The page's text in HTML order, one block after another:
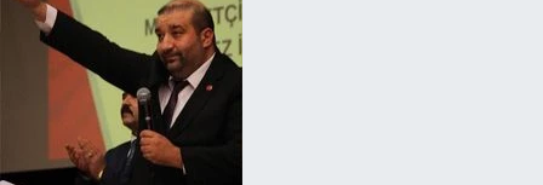
Süper Lig Puan Durumu ve Fikstür
Tüm Manşetler
Son Dakika Haberleri